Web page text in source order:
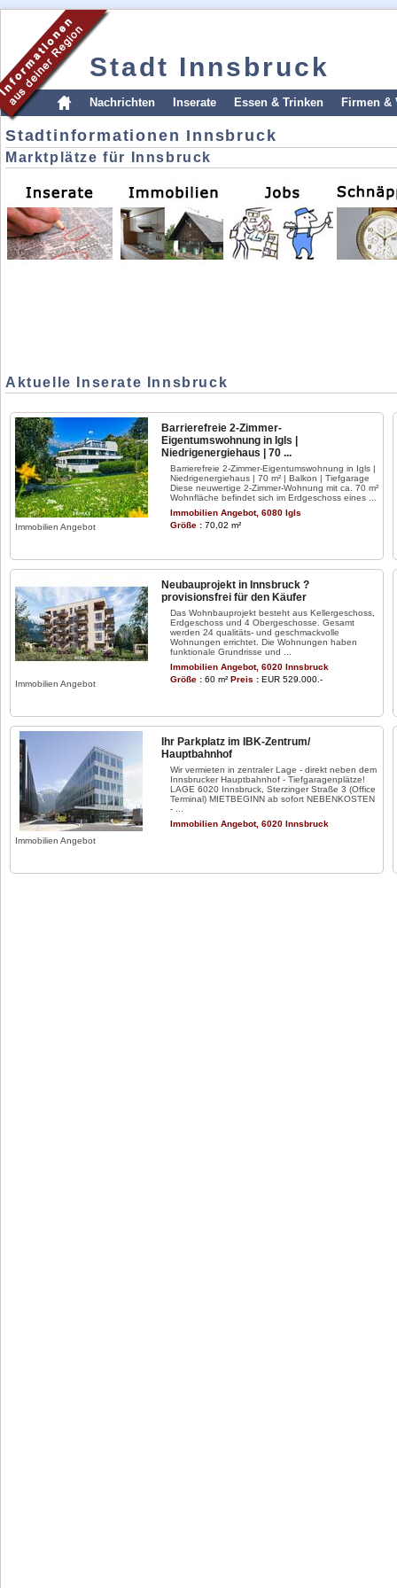
Stadt Innsbruck
Nachrichten Inserate Essen & Trinken Firmen &
Stadtinformationen Innsbruck
Marktplätze für Innsbruck
Aktuelle Inserate Innsbruck
Immobilien Angebot
Barrierefreie 2-Zimmer-
Eigentumswohnung in Igls |
Niedrigenergiehaus | 70 ...
Barrierefreie 2-Zimmer-Eigentumswohnung in Igls |
Niedrigenergiehaus | 70 m² | Balkon | Tiefgarage
Diese neuwertige 2-Zimmer-Wohnung mit ca. 70 m²
Wohnfläche befindet sich im Erdgeschoss eines ...
Immobilien Angebot, 6080 Igls
Größe : 70,02 m²
Immobilien Angebot
Neubauprojekt in Innsbruck ?
provisionsfrei für den Käufer
Das Wohnbauprojekt besteht aus Kellergeschoss,
Erdgeschoss und 4 Obergeschosse. Gesamt
werden 24 qualitäts- und geschmackvolle
Wohnungen errichtet. Die Wohnungen haben
funktionale Grundrisse und ...
Immobilien Angebot, 6020 Innsbruck
Größe : 60 m² Preis : EUR 529.000.-
Immobilien Angebot
Ihr Parkplatz im IBK-Zentrum/
Hauptbahnhof
Wir vermieten in zentraler Lage - direkt neben dem
Innsbrucker Hauptbahnhof - Tiefgaragenplätze!
LAGE 6020 Innsbruck, Sterzinger Straße 3 (Office
Terminal) MIETBEGINN ab sofort NEBENKOSTEN
- ...
Immobilien Angebot, 6020 Innsbruck